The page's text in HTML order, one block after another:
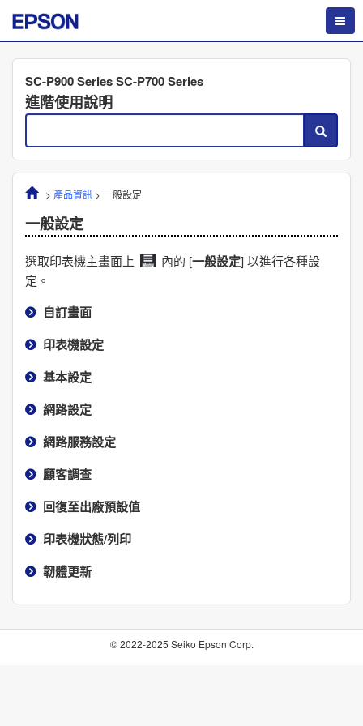
SC-P900 Series SC-P700 Series
進階使用說明
> 產品資訊> 一般設定
一般設定
選取印表機主畫面上 內的 [一般設定] 以進行各種設
定。
自訂畫面
印表機設定
基本設定
網路設定
網路服務設定
顧客調查
回復至出廠預設值
印表機狀態/列印
韌體更新
© 2022-2025 Seiko Epson Corp.